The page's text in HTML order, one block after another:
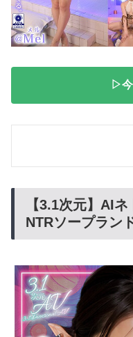
▷今
【3.1次元】AI
NTRソープラン